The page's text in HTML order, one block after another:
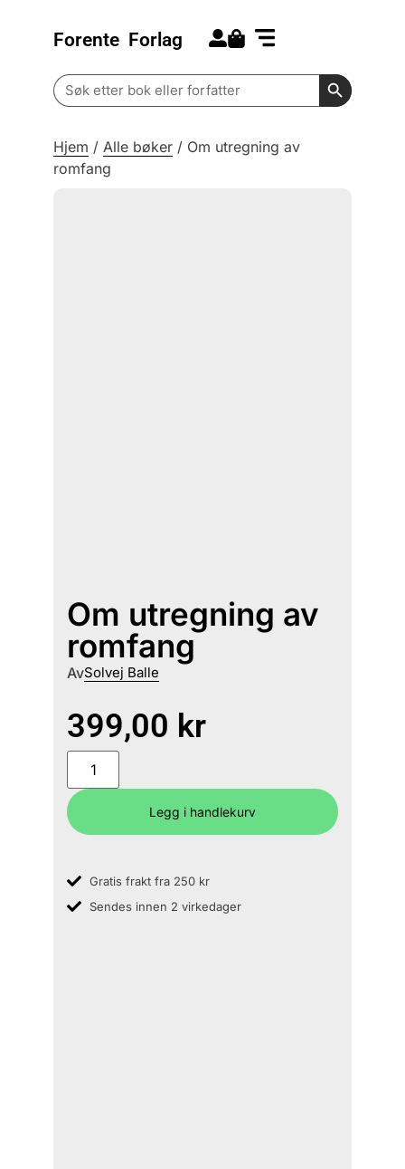
Forente Forlag
Search
for:
Search
Hjem / Alle bøker / Om utregning av
romfang
Om utregning av
romfang
AvSolvej Balle
399,00 kr
Legg i handlekurv
Gratis frakt fra 250 kr
Sendes innen 2 virkedager